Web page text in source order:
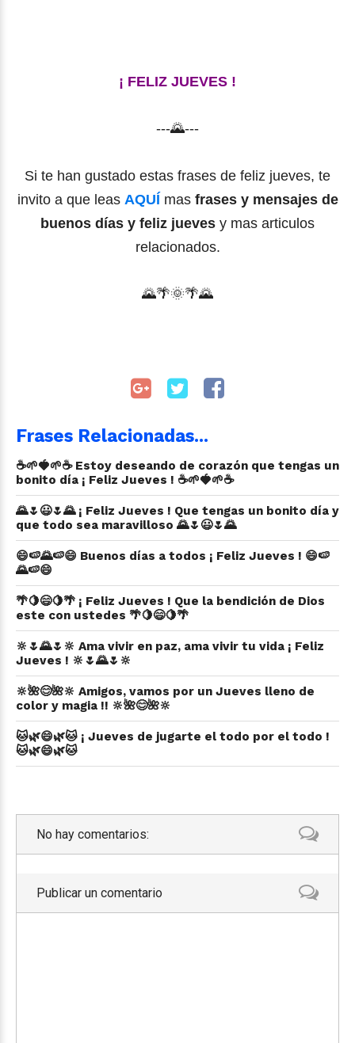
¡ FELIZ JUEVES !
---🌄---
Si te han gustado estas frases de feliz jueves, te
invito a que leas AQUÍ mas frases y mensajes de
buenos días y feliz jueves y mas articulos
relacionados.
🌄🌴🌞🌴🌄
Frases Relacionadas...
☕🌱🍓🌱☕ Estoy deseando de corazón que tengas un
bonito día ¡ Feliz Jueves ! ☕🌱🍓🌱☕
🌄🌷😃🌷🌄 ¡ Feliz Jueves ! Que tengas un bonito día y
que todo sea maravilloso 🌄🌷😃🌷🌄
😄🍉🌄🍉😄 Buenos días a todos ¡ Feliz Jueves ! 😄🍉
🌄🍉😄
🌴🍋😄🍋🌴 ¡ Feliz Jueves ! Que la bendición de Dios
este con ustedes 🌴🍋😄🍋🌴
🔆🌷🌄🌷🔆 Ama vivir en paz, ama vivir tu vida ¡ Feliz
Jueves ! 🔆🌷🌄🌷🔆
🔆🌺😊🌺🔆 Amigos, vamos por un Jueves lleno de
color y magia !! 🔆🌺😊🌺🔆
🐱🌿😄🌿🐱 ¡ Jueves de jugarte el todo por el todo !
🐱🌿😄🌿🐱
No hay comentarios:
Publicar un comentario